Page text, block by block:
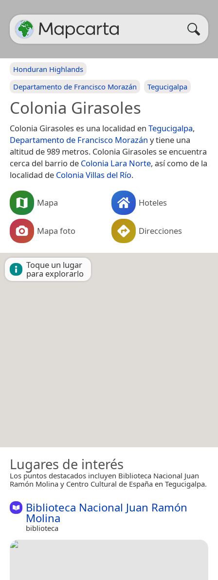
Honduran Highlands
Departamento de Francisco Morazán
Tegucigalpa
Colonia Girasoles
Colonia Girasoles es una localidad en Tegucigalpa,
Departamento de Francisco Morazán y tiene una
altitud de 989 metros. Colonia Girasoles se encuentra
cerca del barrio de Colonia Lara Norte, así como de la
localidad de Colonia Villas del Río.
Mapa Hoteles
Mapa foto Direcciones
Toque un lugar
para explorarlo
Lugares de interés
Los puntos destacados incluyen Biblioteca Nacional Juan
Ramón Molina y Centro Cultural de España en Tegucigalpa.
Biblioteca Nacional Juan Ramón
Molina
biblioteca